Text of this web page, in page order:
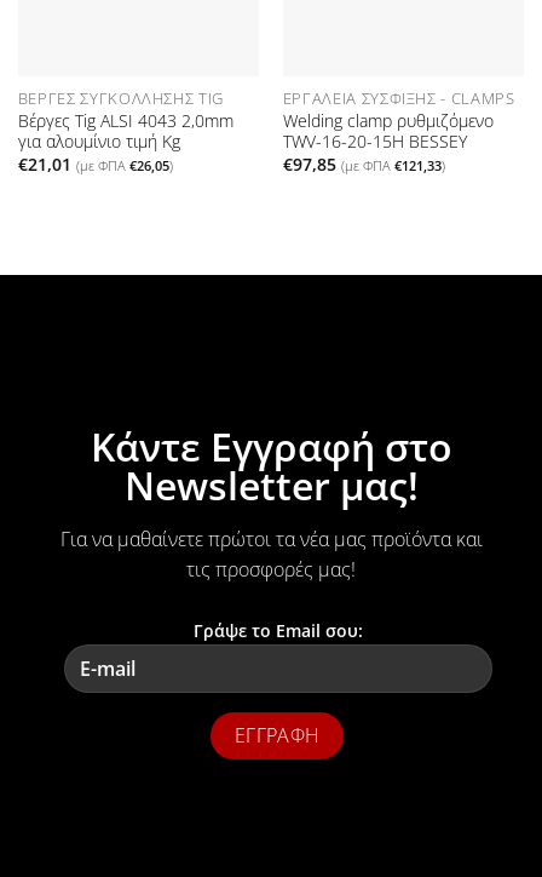
ΒΈΡΓΕΣ ΣΥΓΚΌΛΛΗΣΗΣ TIG
Βέργες Tig ALSI 4043 2,0mm
για αλουμίνιο τιμή Kg
€21,01 (με ΦΠΑ €26,05)
ΕΡΓΑΛΕΊΑ ΣΎΣΦΙΞΗΣ - CLAMPS
Welding clamp ρυθμιζόμενο
TWV-16-20-15H BESSEY
€97,85 (με ΦΠΑ €121,33)
Κάντε Εγγραφή στο
Newsletter μας!
Για να μαθαίνετε πρώτοι τα νέα μας προϊόντα και
τις προσφορές μας!
Γράψε το Email σου: